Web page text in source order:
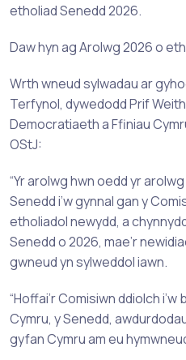
etholiad Senedd 2026.
Daw hyn ag Arolwg 2026 o
Wrth wneud sylwadau ar
Terfynol, dywedodd Prif
Democratiaeth a Ffiniau
OStJ:
“Yr arolwg hwn oedd yr
Senedd i’w gynnal gan y
etholiadol newydd, a
Senedd o 2026, mae’r
gwneud yn sylweddol iawn.
“Hoffai’r Comisiwn ddiolch
Cymru, y Senedd,
gyfan Cymru am eu